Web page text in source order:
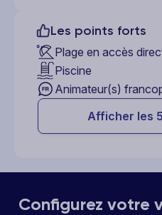
Les points forts
Plage en accès
Piscine
Animateur(s)
Afficher les
Configurez votre